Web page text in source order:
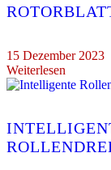
15 Dezember 2023
Weiterlesen